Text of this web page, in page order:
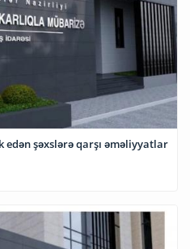
şəxslərə qarşı əməliyyatlar